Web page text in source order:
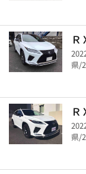
Ｒ
県/
Ｒ
県/